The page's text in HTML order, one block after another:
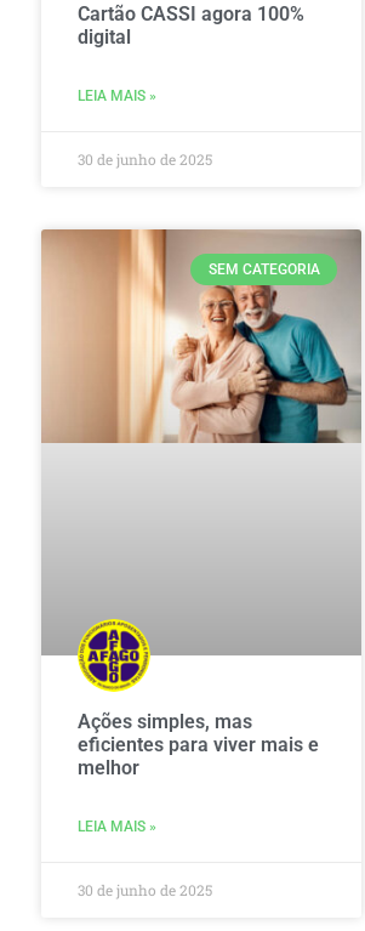
Cartão CASSI agora 100%
digital
LEIA MAIS »
30 de junho de 2025
SEM CATEGORIA
Ações simples, mas
eficientes para viver mais e
melhor
LEIA MAIS »
30 de junho de 2025